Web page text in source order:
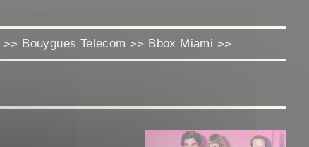
>> Bouygues Telecom >> Bbox Miami >>